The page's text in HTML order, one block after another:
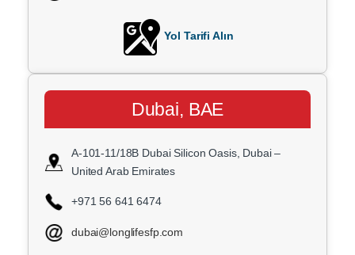
Yol Tarifi Alın
Dubai, BAE
A-101-11/18B Dubai Silicon Oasis, Dubai –
United Arab Emirates
+971 56 641 6474
dubai@longlifesfp.com